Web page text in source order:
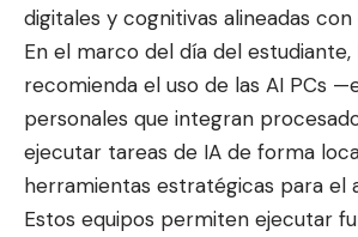
digitales y cognitivas alineadas
En el marco del día del estudiante,
recomienda el uso de las AI PCs
personales que integran
ejecutar tareas de IA de forma
herramientas estratégicas para el
Estos equipos permiten ejecutar